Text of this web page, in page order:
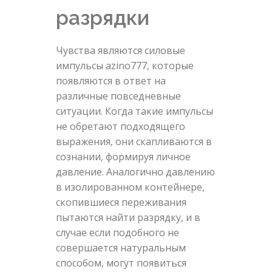
разрядки
Чувства являются силовые
импульсы azino777, которые
появляются в ответ на
различные повседневные
ситуации. Когда такие импульсы
не обретают подходящего
выражения, они скапливаются в
сознании, формируя личное
давление. Аналогично давлению
в изолированном контейнере,
скопившиеся переживания
пытаются найти разрядку, и в
случае если подобного не
совершается натуральным
способом, могут появиться